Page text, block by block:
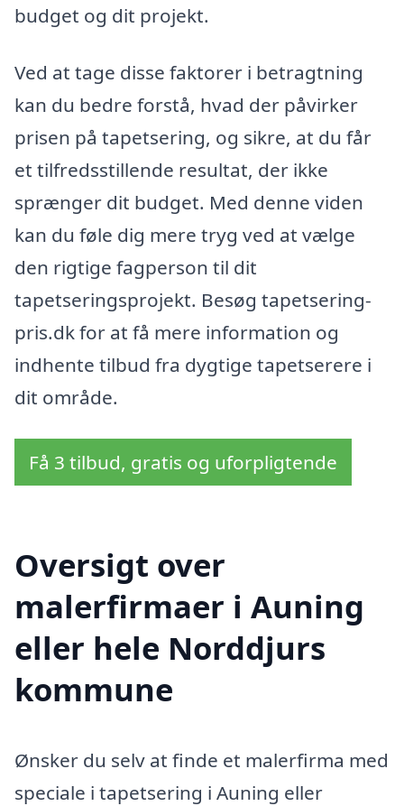
budget og dit projekt.
Ved at tage disse faktorer i betragtning
kan du bedre forstå, hvad der påvirker
prisen på tapetsering, og sikre, at du får
et tilfredsstillende resultat, der ikke
sprænger dit budget. Med denne viden
kan du føle dig mere tryg ved at vælge
den rigtige fagperson til dit
tapetseringsprojekt. Besøg tapetsering-
pris.dk for at få mere information og
indhente tilbud fra dygtige tapetserere i
dit område.
Få 3 tilbud, gratis og uforpligtende
Oversigt over
malerfirmaer i Auning
eller hele Norddjurs
kommune
Ønsker du selv at finde et malerfirma med
speciale i tapetsering i Auning eller